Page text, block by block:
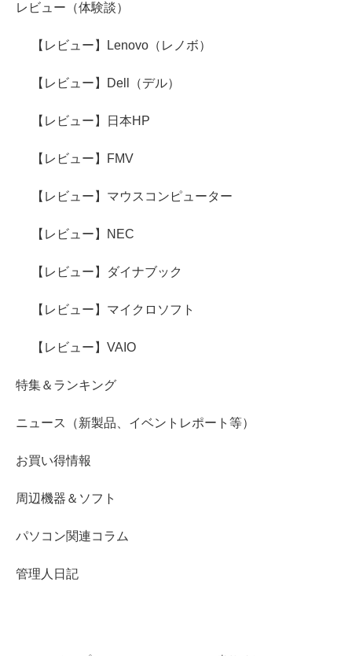
レビュー（体験談）
【レビュー】Lenovo（レノボ）
【レビュー】Dell（デル）
【レビュー】日本HP
【レビュー】FMV
【レビュー】マウスコンピューター
【レビュー】NEC
【レビュー】ダイナブック
【レビュー】マイクロソフト
【レビュー】VAIO
特集＆ランキング
ニュース（新製品、イベントレポート等）
お買い得情報
周辺機器＆ソフト
パソコン関連コラム
管理人日記